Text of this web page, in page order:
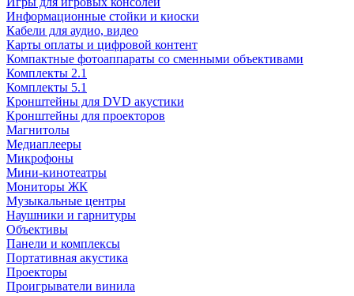
Информационные стойки и киоски
Кабели для аудио, видео
Карты оплаты и цифровой контент
Компактные фотоаппараты со сменными объективами
Комплекты 2.1
Комплекты 5.1
Кронштейны для DVD акустики
Кронштейны для проекторов
Магнитолы
Медиаплееры
Микрофоны
Мини-кинотеатры
Мониторы ЖК
Музыкальные центры
Наушники и гарнитуры
Объективы
Панели и комплексы
Портативная акустика
Проекторы
Проигрыватели винила